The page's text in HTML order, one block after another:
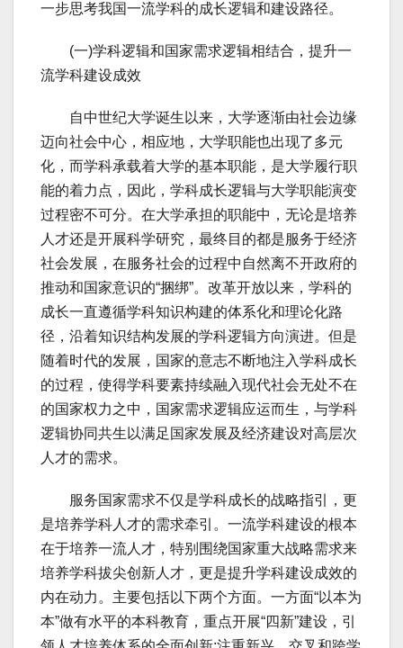
一步思考我国一流学科的成长逻辑和建设路径。
(一)学科逻辑和国家需求逻辑相结合，提升一
流学科建设成效
自中世纪大学诞生以来，大学逐渐由社会边缘
迈向社会中心，相应地，大学职能也出现了多元
化，而学科承载着大学的基本职能，是大学履行职
能的着力点，因此，学科成长逻辑与大学职能演变
过程密不可分。在大学承担的职能中，无论是培养
人才还是开展科学研究，最终目的都是服务于经济
社会发展，在服务社会的过程中自然离不开政府的
推动和国家意识的“捆绑”。改革开放以来，学科的
成长一直遵循学科知识构建的体系化和理论化路
径，沿着知识结构发展的学科逻辑方向演进。但是
随着时代的发展，国家的意志不断地注入学科成长
的过程，使得学科要素持续融入现代社会无处不在
的国家权力之中，国家需求逻辑应运而生，与学科
逻辑协同共生以满足国家发展及经济建设对高层次
人才的需求。
服务国家需求不仅是学科成长的战略指引，更
是培养学科人才的需求牵引。一流学科建设的根本
在于培养一流人才，特别围绕国家重大战略需求来
培养学科拔尖创新人才，更是提升学科建设成效的
内在动力。主要包括以下两个方面。一方面“以本为
本”做有水平的本科教育，重点开展“四新”建设，引